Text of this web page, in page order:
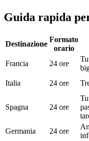
Guida rapida
Destinazione
Formato
orario
Francia 24 ore
Italia 24 ore
Spagna 24 ore
Germania 24 ore